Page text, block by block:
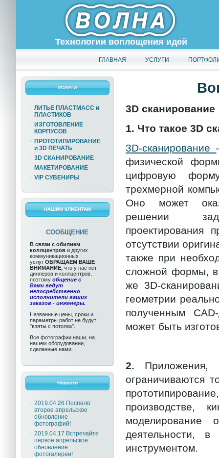
Технологии воплощения идей
ГЛАВНАЯ УСЛУГИ
УСЛУГИ
ЛИТЬЕ ПЛАСТМАСС и
ПЛАСТИКОВ
ИЗГОТОВЛЕНИЕ
КОРПУСОВ
ПРОТОТИПИРОВАНИЕ
и 3D ПЕЧАТЬ
3D СКАНИРОВАНИЕ
МАКЕТИРОВАНИЕ
VIP СУВЕНИРЫ
НАШИМ КЛИЕНТАМ
СООБЩЕНИЕ
В связи с обилием
коллцентров и других
коммуникационных
услуг ОБРАЩАЕМ ВАШЕ
ВНИМАНИЕ, что у нас нет
диллеров и коллцентров,
поэтому общение с
Вами ведут
непосредственно
исполнители ваших
заказов - инженеры.
Названные цены, сроки и
параметры работ не будут
"взяты с потолка".
Все фотографии наши, на
нашем оборудовании,
сделанные нами.
Новости
2019.04.26 Поспело
второе апрельское
обновление
фотографий!
2019.04.17 Встречайте
первое апрельское
обновление
фотогалереи!
3D сканирование
1. Что такое 3D
3D-сканирование
физической
цифровую
трехмерной
Оно может
решении
проектирования
отсутствии
также при
сложной формы, в
же 3D-
геометрии
полученным
может быть
2.
ограничиваются
производстве,
деятельности,
инструментом.